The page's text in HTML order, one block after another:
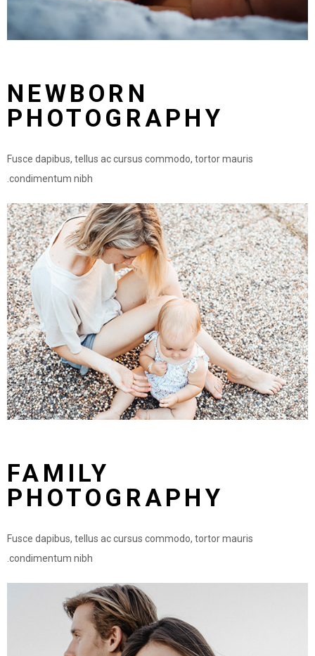
NEWBORN
PHOTOGRAPHY
Fusce dapibus, tellus ac cursus commodo, tortor mauris
condimentum nibh.
FAMILY
PHOTOGRAPHY
Fusce dapibus, tellus ac cursus commodo, tortor mauris
condimentum nibh.